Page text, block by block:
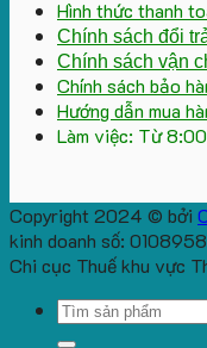
Hình thức thanh
Chính sách đổi
Chính sách vận
Chính sách bảo
Hướng dẫn mua
Làm việc: Từ
Copyright 2024 © bởi
kinh doanh số:
Chi cục Thuế khu vực
Search